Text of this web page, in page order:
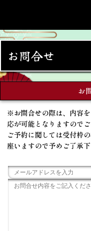
お問合せ
お
※お問合せの際は、内容
応が可能となりますので
ご予約に関しては受付枠
座いますので予めご了承下